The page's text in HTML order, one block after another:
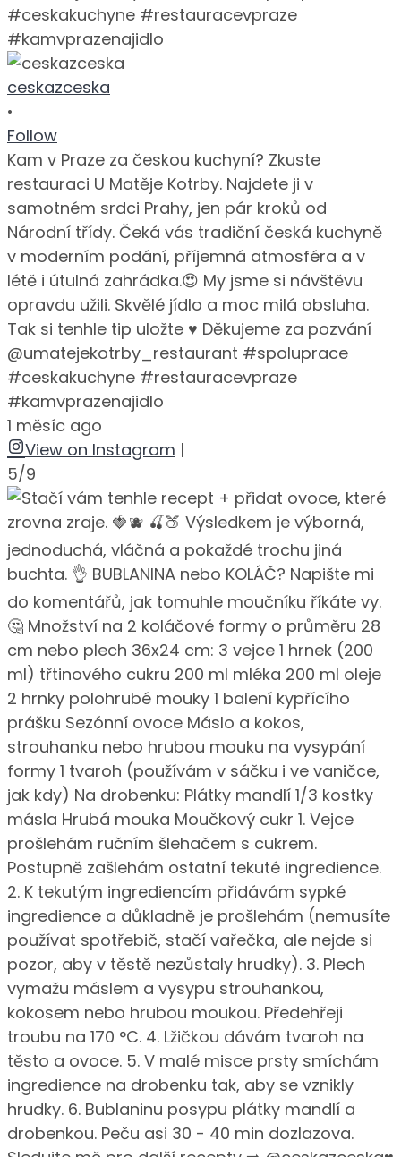
ceskazceska
•
Follow
Kam v Praze za českou kuchyní? Zkuste
restauraci U Matěje Kotrby. Najdete ji v
samotném srdci Prahy, jen pár kroků od
Národní třídy. Čeká vás tradiční česká kuchyně
v moderním podání, příjemná atmosféra a v
létě i útulná zahrádka.😍 My jsme si návštěvu
opravdu užili. Skvělé jídlo a moc milá obsluha.
Tak si tenhle tip uložte ♥️ Děkujeme za pozvání
@umatejekotrby_restaurant #spoluprace
#ceskakuchyne #restauracevpraze
#kamvprazenajidlo
1 měsíc ago
View on Instagram |
5/9